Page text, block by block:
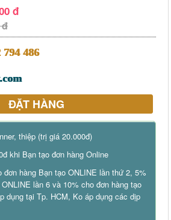
đ
đ
794 486
ĐẶT HÀNG
thiệp (trị giá 20.000đ)
khi Bạn tạo đơn hàng Online
đơn hàng Bạn tạo ONLINE lần thứ 2, 5%
lần 6 và 10% cho đơn hàng tạo
dụng tại Tp. HCM, Ko áp dụng các dịp